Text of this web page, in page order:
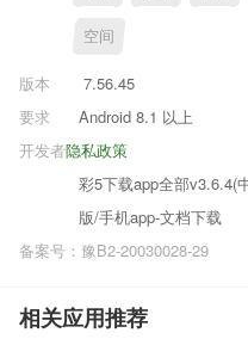
空间
版本
7.56.45
要求
Android 8.1 以上
隐私政策
开发者
彩5下载app全部v3.6.4(
版/手机app-文档下载
备案号：豫B2-20030028-29
相关应用推荐